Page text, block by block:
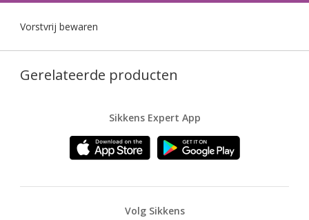
Vorstvrij bewaren
Gerelateerde producten
Sikkens Expert App
Volg Sikkens